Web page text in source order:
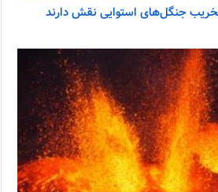
جنگل‌های استوایی نقش دارند